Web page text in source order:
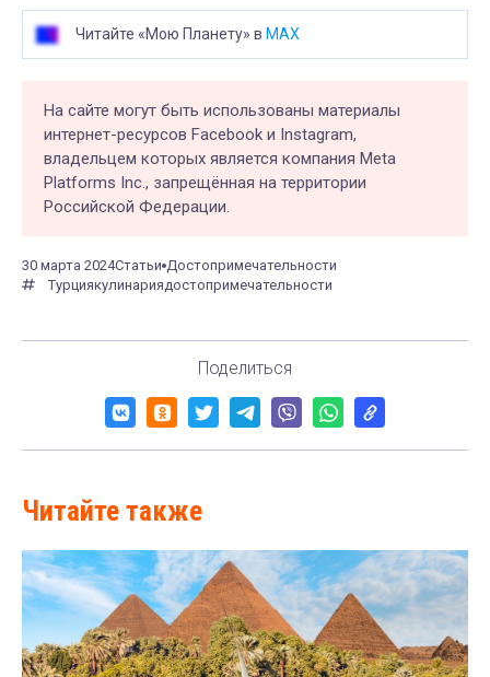
Читайте «Мою Планету» в MAX
На сайте могут быть использованы материалы
интернет-ресурсов Facebook и Instagram,
владельцем которых является компания Meta
Platforms Inc., запрещённая на территории
Российской Федерации.
30 марта 2024Статьи Достопримечательности
Турциякулинариядостопримечательности
Поделиться
Читайте также